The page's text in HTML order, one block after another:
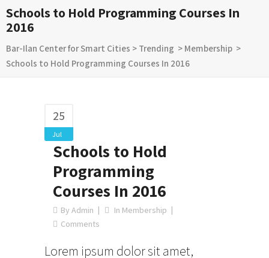
Schools to Hold Programming Courses In
2016
Bar-Ilan Center for Smart Cities > Trending > Membership >
Schools to Hold Programming Courses In 2016
25
Jul
Schools to Hold
Programming
Courses In 2016
By Admin In Membership
Comments
Lorem ipsum dolor sit amet,